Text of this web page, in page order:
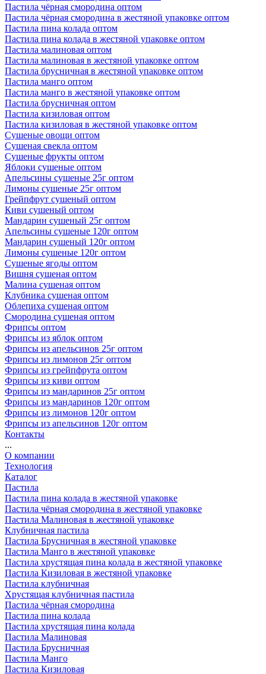
Пастила чёрная смородина оптом
Пастила чёрная смородина в жестяной упаковке оптом
Пастила пина колада оптом
Пастила пина колада в жестяной упаковке оптом
Пастила малиновая оптом
Пастила малиновая в жестяной упаковке оптом
Пастила брусничная в жестяной упаковке оптом
Пастила манго оптом
Пастила манго в жестяной упаковке оптом
Пастила брусничная оптом
Пастила кизиловая оптом
Пастила кизиловая в жестяной упаковке оптом
Сушеные овощи оптом
Сушеная свекла оптом
Сушеные фрукты оптом
Яблоки сушеные оптом
Апельсины сушеные 25г оптом
Лимоны сушеные 25г оптом
Грейпфрут сушеный оптом
Киви сушеный оптом
Мандарин сушеный 25г оптом
Апельсины сушеные 120г оптом
Мандарин сушеный 120г оптом
Лимоны сушеные 120г оптом
Сушеные ягоды оптом
Вишня сушеная оптом
Малина сушеная оптом
Клубника сушеная оптом
Облепиха сушеная оптом
Смородина сушеная оптом
Фрипсы оптом
Фрипсы из яблок оптом
Фрипсы из апельсинов 25г оптом
Фрипсы из лимонов 25г оптом
Фрипсы из грейпфрута оптом
Фрипсы из киви оптом
Фрипсы из мандаринов 25г оптом
Фрипсы из мандаринов 120г оптом
Фрипсы из лимонов 120г оптом
Фрипсы из апельсинов 120г оптом
Контакты
...
О компании
Технология
Каталог
Пастила
Пастила пина колада в жестяной упаковке
Пастила чёрная смородина в жестяной упаковке
Пастила Малиновая в жестяной упаковке
Клубничная пастила
Пастила Брусничная в жестяной упаковке
Пастила Манго в жестяной упаковке
Пастила хрустящая пина колада в жестяной упаковке
Пастила Кизиловая в жестяной упаковке
Пастила клубничная
Хрустящая клубничная пастила
Пастила чёрная смородина
Пастила пина колада
Пастила хрустящая пина колада
Пастила Малиновая
Пастила Брусничная
Пастила Манго
Пастила Кизиловая